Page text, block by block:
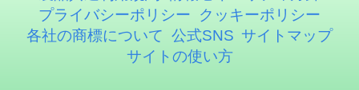
プライバシーポリシー
クッキーポリシー
各社の商標について 公式SNS サイトマップ
サイトの使い方